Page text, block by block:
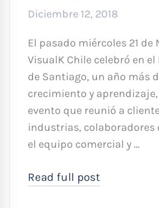
Diciembre 12, 2018
El pasado miércoles 21 de
VisualK Chile celebró en
de Santiago, un año más
crecimiento y
evento que reunió a
industrias, colaboradores
el equipo comercial y …
Read full post